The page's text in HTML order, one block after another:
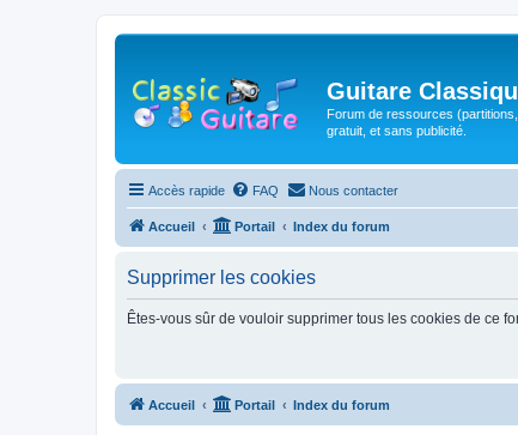
Guitare
Forum de ressources
gratuit, et sans publicité.
Accès rapide FAQ Nous contacter
Accueil Portail Index du forum
Supprimer les cookies
Êtes-vous sûr de vouloir supprimer tous les cookies de ce
Accueil Portail Index du forum